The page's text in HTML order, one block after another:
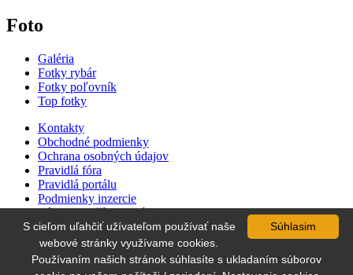
Foto
Galéria
Fotky rybár
Fotky poľovník
Top fotky
Kontakty
Obchodné podmienky
Ochrana osobných údajov
Pravidlá fóra
Pravidlá portálu
Podmienky inzercie
Zásady používania súborov cookie
Cenník inzercie
Súťaž
Súhlasim
S cieľom uľahčiť užívateľom používať naše
webové stránky využívame cookies.
Používaním našich stránok súhlasíte s ukladaním súborov